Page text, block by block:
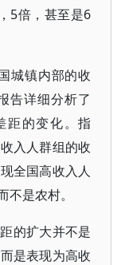
5倍，甚至是6
城镇内部的收
告详细分析了
距的变化。指
入人群组的收
全国高收入人
是农村。
的扩大并不是
是表现为高收